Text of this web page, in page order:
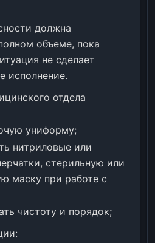
должна
объеме, пока
не сделает
исполнение.
отдела
униформу;
нитриловые или
стерильную или
маску при работе с
чистоту и порядок;